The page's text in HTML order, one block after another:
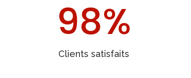
98%
Clients satisfaits